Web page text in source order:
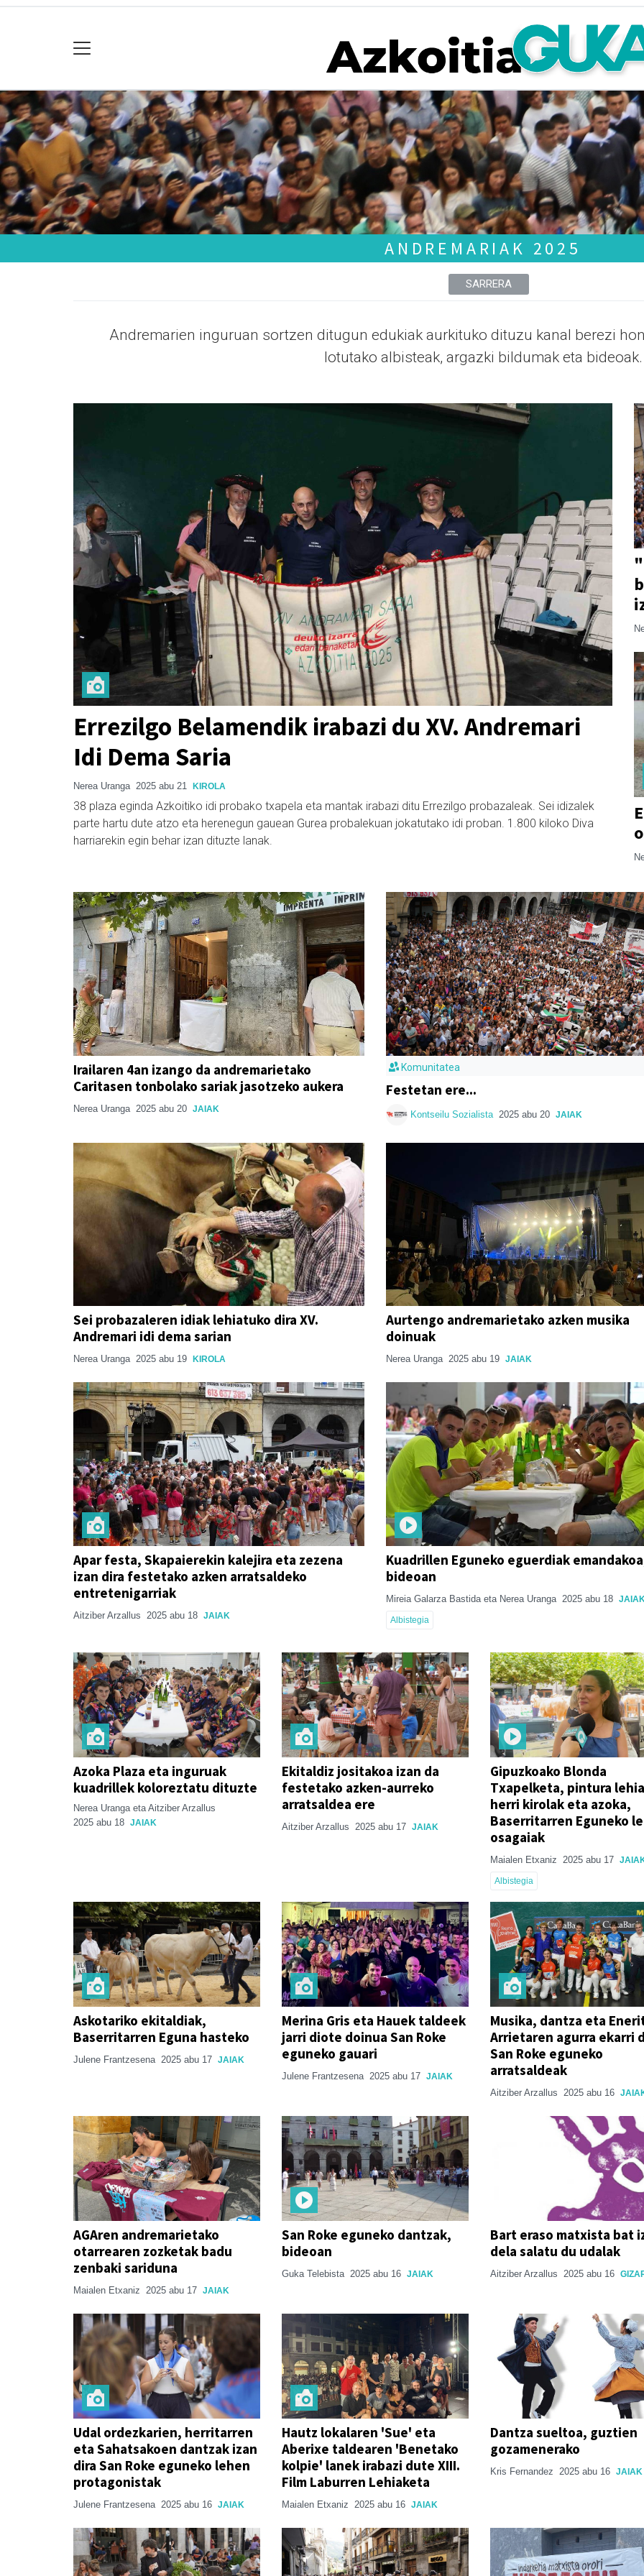
ANDREMARIAK 2025
SARRERA
Andremarien inguruan sortzen ditugun edukiak aurkituko dituzu kanal berezi
lotutako albisteak, argazki bildumak eta bideoak.
Errezilgo Belamendik irabazi du XV. Andremari
Idi Dema Saria
Nerea Uranga 2025 abu 21 KIROLA
38 plaza eginda Azkoitiko idi probako txapela eta mantak irabazi ditu Errezilgo probazaleak. Sei idizalek
parte hartu dute atzo eta herenegun gauean Gurea probalekuan jokatutako idi proban. 1.800 kiloko Diva
harriarekin egin behar izan dituzte lanak.
Irailaren 4an izango da andremarietako
Caritasen tonbolako sariak jasotzeko aukera
Nerea Uranga 2025 abu 20 JAIAK
Komunitatea
Festetan ere...
Kontseilu Sozialista 2025 abu 20 JAIAK
Sei probazaleren idiak lehiatuko dira XV.
Andremari idi dema sarian
Nerea Uranga 2025 abu 19 KIROLA
Aurtengo andremarietako azken musika
doinuak
Nerea Uranga 2025 abu 19 JAIAK
Apar festa, Skapaierekin kalejira eta zezena
izan dira festetako azken arratsaldeko
entretenigarriak
Aitziber Arzallus 2025 abu 18 JAIAK
Kuadrillen Eguneko eguerdiak
bideoan
Mireia Galarza Bastida eta Nerea Uranga 2025 abu 18
Albistegia
Azoka Plaza eta inguruak
kuadrillek koloreztatu dituzte
Nerea Uranga eta Aitziber Arzallus
2025 abu 18 JAIAK
Ekitaldiz jositakoa izan da
festetako azken-aurreko
arratsaldea ere
Aitziber Arzallus 2025 abu 17 JAIAK
Gipuzkoako Blonda
Txapelketa, pintura
herri kirolak eta azoka,
Baserritarren Eguneko
osagaiak
Maialen Etxaniz 2025 abu 17
Albistegia
Askotariko ekitaldiak,
Baserritarren Eguna hasteko
Julene Frantzesena 2025 abu 17 JAIAK
Merina Gris eta Hauek taldeek
jarri diote doinua San Roke
eguneko gauari
Julene Frantzesena 2025 abu 17 JAIAK
Musika, dantza eta
Arrietaren agurra ekarri
San Roke eguneko
arratsaldeak
Aitziber Arzallus 2025 abu 16
AGAren andremarietako
otarrearen zozketak badu
zenbaki sariduna
Maialen Etxaniz 2025 abu 17 JAIAK
San Roke eguneko dantzak,
bideoan
Guka Telebista 2025 abu 16 JAIAK
Bart eraso matxista bat
dela salatu du udalak
Aitziber Arzallus 2025 abu 16
Udal ordezkarien, herritarren
eta Sahatsakoen dantzak izan
dira San Roke eguneko lehen
protagonistak
Julene Frantzesena 2025 abu 16 JAIAK
Hautz lokalaren 'Sue' eta
Aberixe taldearen 'Benetako
kolpie' lanek irabazi dute XIII.
Film Laburren Lehiaketa
Maialen Etxaniz 2025 abu 16 JAIAK
Dantza sueltoa, guztien
gozamenerako
Kris Fernandez 2025 abu 16 JAIAK